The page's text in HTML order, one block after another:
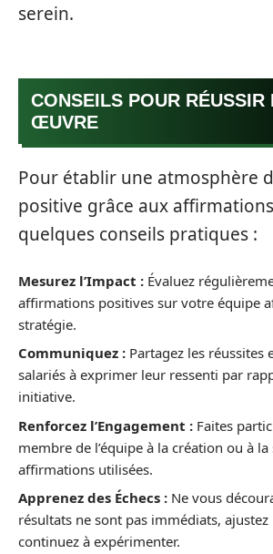
serein.
CONSEILS POUR RÉUSSIR
ŒUVRE
Pour établir une atmosphère
positive grâce aux
quelques conseils pratiques :
Mesurez l’Impact : Évaluez
affirmations positives sur votre équipe
stratégie.
Communiquez : Partagez les réussites
salariés à exprimer leur ressenti par
initiative.
Renforcez l’Engagement : Faites
membre de l’équipe à la création ou à
affirmations utilisées.
Apprenez des Échecs : Ne vous
résultats ne sont pas immédiats, ajustez
continuez à expérimenter.